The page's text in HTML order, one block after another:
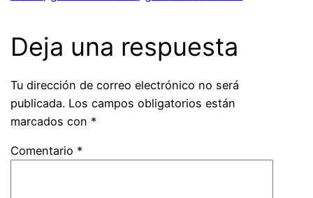
Deja una respuesta
Tu dirección de correo electrónico no será
publicada. Los campos obligatorios están
marcados con *
Comentario *